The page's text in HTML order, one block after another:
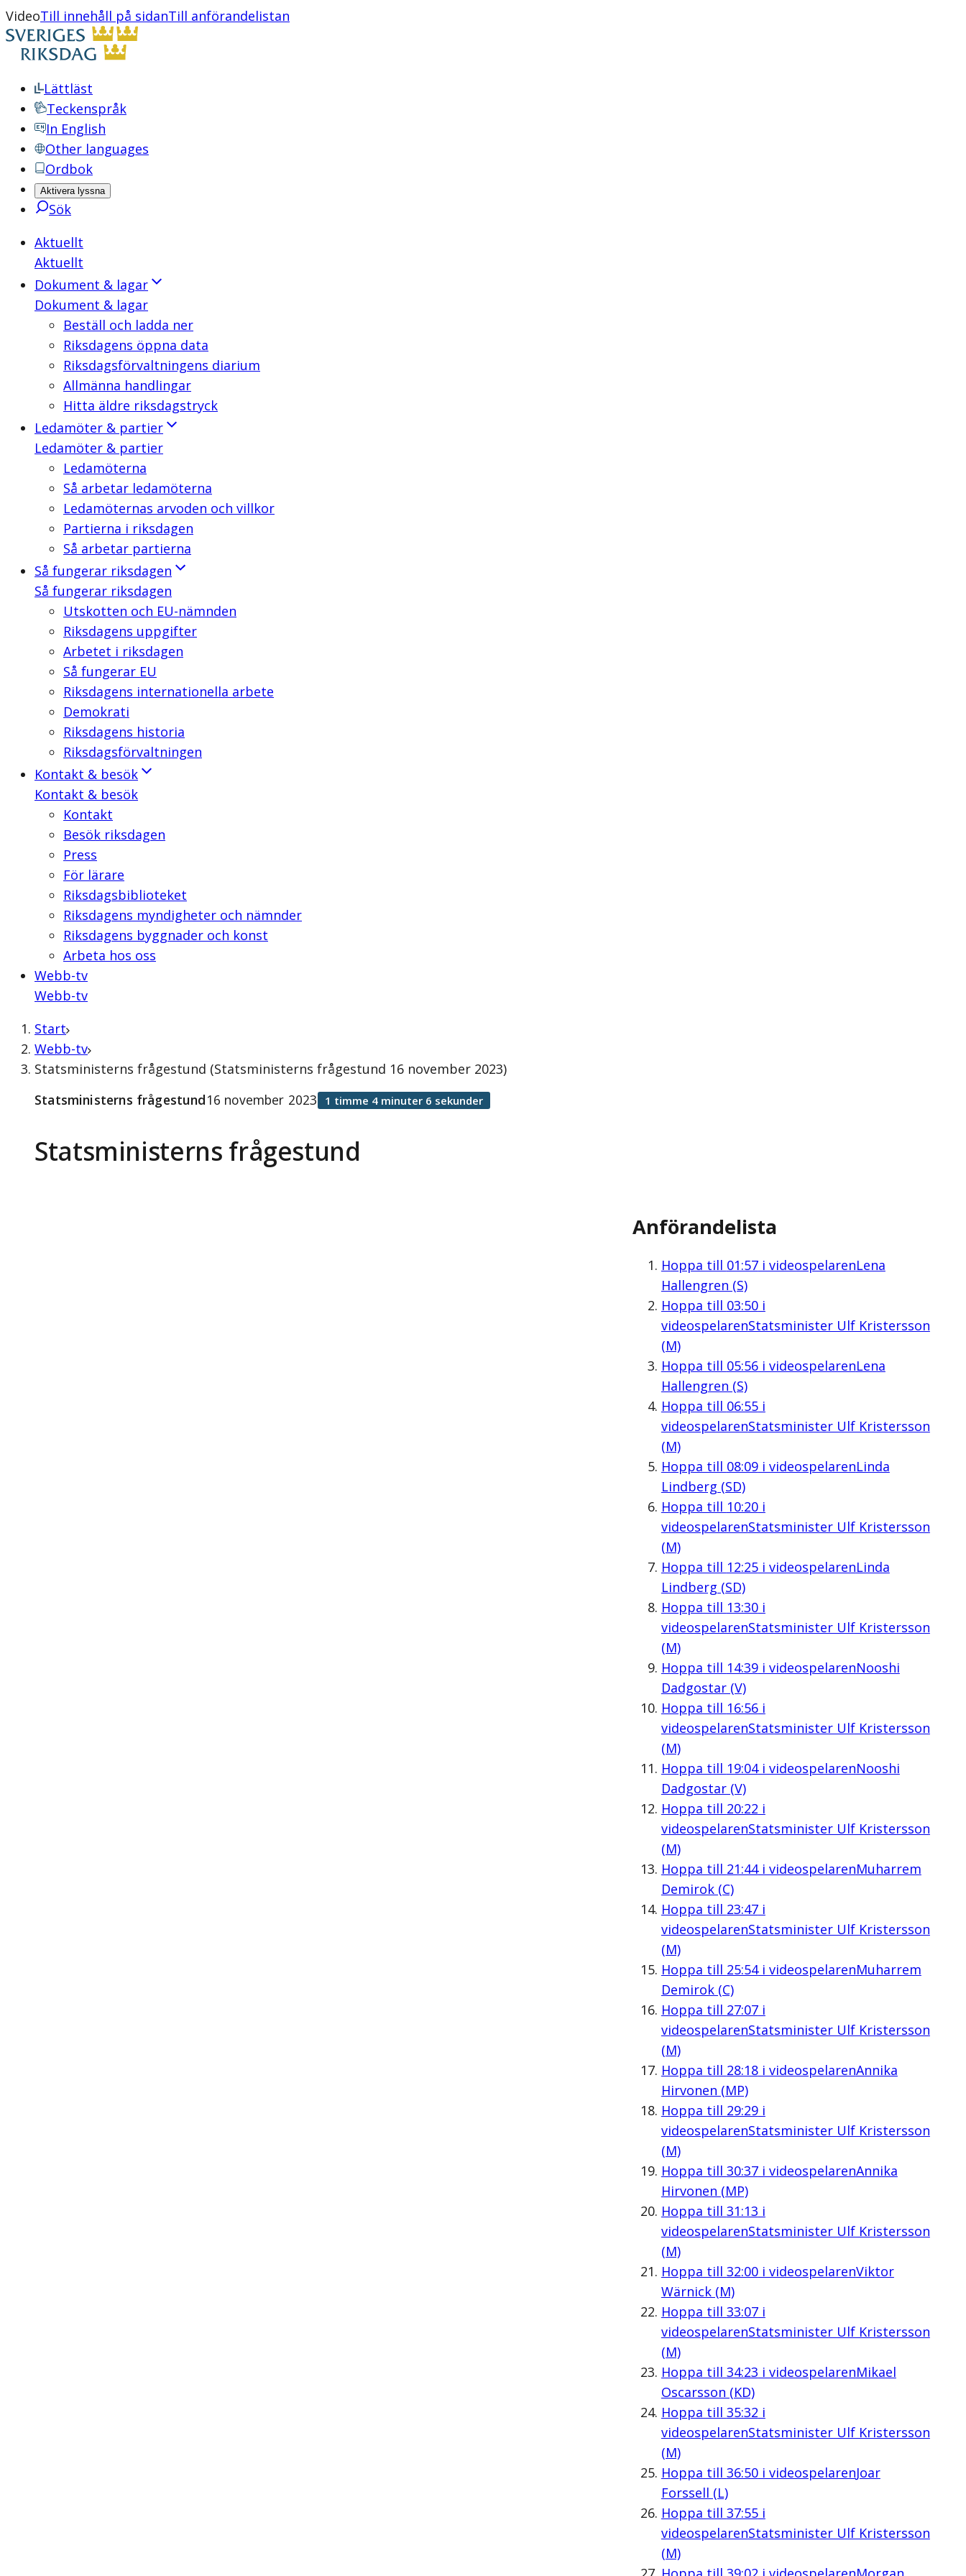
VideoTill innehåll på sidanTill anförandelistan
Lättläst
Teckenspråk
In English
Other languages
Ordbok
Aktivera lyssna
Sök
Aktuellt
Aktuellt
Dokument & lagar
Dokument & lagar
Beställ och ladda ner
Riksdagens öppna data
Riksdagsförvaltningens diarium
Allmänna handlingar
Hitta äldre riksdagstryck
Ledamöter & partier
Ledamöter & partier
Ledamöterna
Så arbetar ledamöterna
Ledamöternas arvoden och villkor
Partierna i riksdagen
Så arbetar partierna
Så fungerar riksdagen
Så fungerar riksdagen
Utskotten och EU-nämnden
Riksdagens uppgifter
Arbetet i riksdagen
Så fungerar EU
Riksdagens internationella arbete
Demokrati
Riksdagens historia
Riksdagsförvaltningen
Kontakt & besök
Kontakt & besök
Kontakt
Besök riksdagen
Press
För lärare
Riksdagsbiblioteket
Riksdagens myndigheter och nämnder
Riksdagens byggnader och konst
Arbeta hos oss
Webb-tv
Webb-tv
Start
Webb-tv
Statsministerns frågestund (Statsministerns frågestund 16 november 2023)
Statsministerns frågestund
Statsministerns frågestund16 november 2023 1 timme 4 minuter 6 sekunder
Anförandelista
Hoppa till 01:57i videospelarenLena
Hallengren (S)
Hoppa till 03:50i
videospelarenStatsminister Ulf Kristersson
(M)
Hoppa till 05:56i videospelarenLena
Hallengren (S)
Hoppa till 06:55i
videospelarenStatsminister Ulf Kristersson
(M)
Hoppa till 08:09i videospelarenLinda
Lindberg (SD)
Hoppa till 10:20i
videospelarenStatsminister Ulf Kristersson
(M)
Hoppa till 12:25i videospelarenLinda
Lindberg (SD)
Hoppa till 13:30i
videospelarenStatsminister Ulf Kristersson
(M)
Hoppa till 14:39i videospelarenNooshi
Dadgostar (V)
Hoppa till 16:56i
videospelarenStatsminister Ulf Kristersson
(M)
Hoppa till 19:04i videospelarenNooshi
Dadgostar (V)
Hoppa till 20:22 i
videospelarenStatsminister Ulf Kristersson
(M)
Hoppa till 21:44i videospelarenMuharrem
Demirok (C)
Hoppa till 23:47i
videospelarenStatsminister Ulf Kristersson
(M)
Hoppa till 25:54i videospelarenMuharrem
Demirok (C)
Hoppa till 27:07i
videospelarenStatsminister Ulf Kristersson
(M)
Hoppa till 28:18i videospelarenAnnika
Hirvonen (MP)
Hoppa till 29:29i
videospelarenStatsminister Ulf Kristersson
(M)
Hoppa till 30:37i videospelarenAnnika
Hirvonen (MP)
Hoppa till 31:13 i
videospelarenStatsminister Ulf Kristersson
(M)
Hoppa till 32:00i videospelarenViktor
Wärnick (M)
Hoppa till 33:07i
videospelarenStatsminister Ulf Kristersson
(M)
Hoppa till 34:23 i videospelarenMikael
Oscarsson (KD)
Hoppa till 35:32 i
videospelarenStatsminister Ulf Kristersson
(M)
Hoppa till 36:50i videospelarenJoar
Forssell (L)
Hoppa till 37:55i
videospelarenStatsminister Ulf Kristersson
(M)